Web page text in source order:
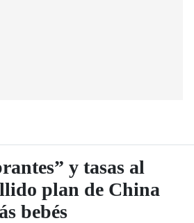
y tasas al
plan de China
bebés